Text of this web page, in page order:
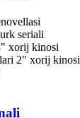
seriali
xorij kinosi
2" xorij kinosi